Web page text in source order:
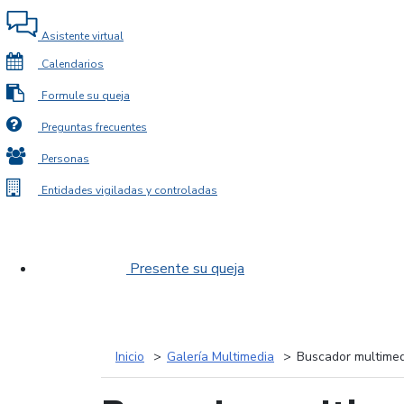
Asistente virtual
Calendarios
Formule su queja
Preguntas frecuentes
Personas
Entidades vigiladas y controladas
Presente su queja
Inicio Galería Multimedia Buscador